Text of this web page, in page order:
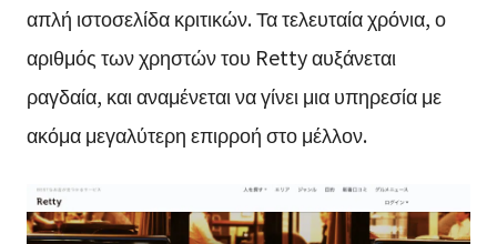
απλή ιστοσελίδα κριτικών. Τα τελευταία χρόνια, ο
αριθμός των χρηστών του Retty αυξάνεται
ραγδαία, και αναμένεται να γίνει μια υπηρεσία με
ακόμα μεγαλύτερη επιρροή στο μέλλον.